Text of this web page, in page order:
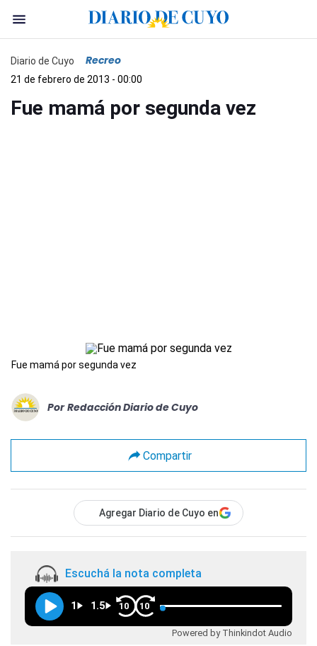
Diario de Cuyo Recreo
21 de febrero de 2013 - 00:00
Fue mamá por segunda vez
Fue mamá por segunda vez
Por Redacción Diario de Cuyo
Compartir
Agregar Diario de Cuyo en
Escuchá la nota completa
1 1.5 10 10
Powered by Thinkindot Audio